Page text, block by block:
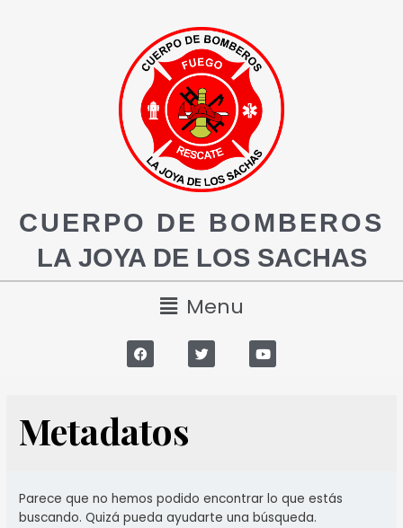
CUERPO DE BOMBEROS
LA JOYA DE LOS SACHAS
Menu
Metadatos
Parece que no hemos podido encontrar lo que estás
buscando. Quizá pueda ayudarte una búsqueda.